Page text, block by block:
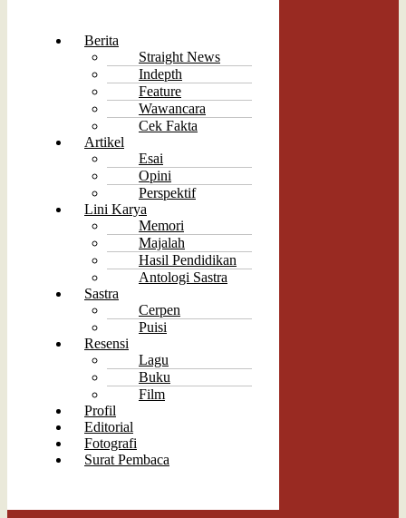
Berita
Straight News
Indepth
Feature
Wawancara
Cek Fakta
Artikel
Esai
Opini
Perspektif
Lini Karya
Memori
Majalah
Hasil Pendidikan
Antologi Sastra
Sastra
Cerpen
Puisi
Resensi
Lagu
Buku
Film
Profil
Editorial
Fotografi
Surat Pembaca